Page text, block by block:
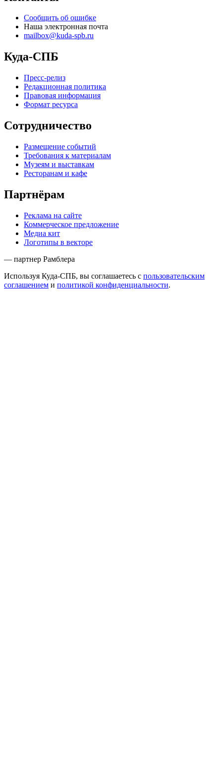
Сообщить об ошибке
Наша электронная почта
mailbox@kuda-spb.ru
Куда-СПБ
Пресс-релиз
Редакционная политика
Правовая информация
Формат ресурса
Сотрудничество
Размещение событий
Требования к материалам
Музеям и выставкам
Ресторанам и кафе
Партнёрам
Реклама на сайте
Коммерческое предложение
Медиа кит
Логотипы в векторе
— партнер Рамблера
Используя Куда-СПБ, вы соглашаетесь с пользовательским
соглашением и политикой конфиденциальности.